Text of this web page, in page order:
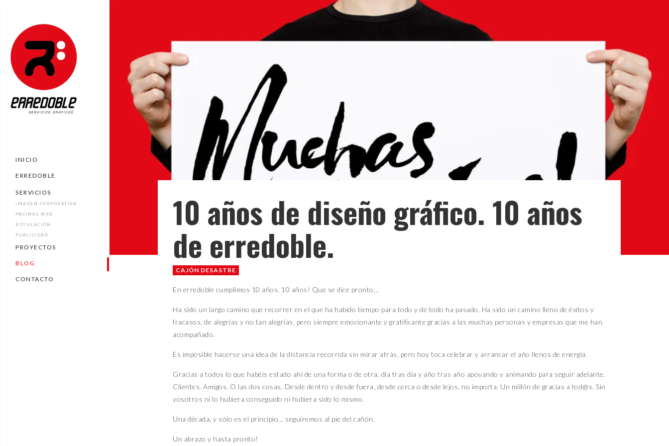
INICIO
ERREDOBLE
SERVICIOS
IMAGEN CORPORATIVA
PÁGINAS WEB
ROTULACIÓN
PUBLICIDAD
PROYECTOS
BLOG
CONTACTO
10 años de diseño gráfico. 10 años
de erredoble.
CAJÓN DESASTRE
En erredoble cumplimos 10 años. 10 años! Que se dice pronto…
Ha sido un largo camino que recorrer en el que ha habido tiempo para todo y de todo ha pasado. Ha sido un camino lleno de éxitos y
fracasos, de alegrías y no tan alegrías, pero siempre emocionante y gratificante gracias a las muchas personas y empresas que me han
acompañado.
Es imposible hacerse una idea de la distancia recorrida sin mirar atrás, pero hoy toca celebrar y arrancar el año llenos de energía.
Gracias a todos lo que habéis estado ahí de una forma o de otra, día tras día y año tras año apoyando y animando para seguir adelante.
Clientes. Amigos. O las dos cosas. Desde dentro y desde fuera, desde cerca o desde lejos, no importa. Un millón de gracias a tod@s. Sin
vosotros ni lo hubiera conseguido ni hubiera sido lo mismo.
Una década, y sólo es el principio… seguiremos al pie del cañón.
Un abrazo y hasta pronto!